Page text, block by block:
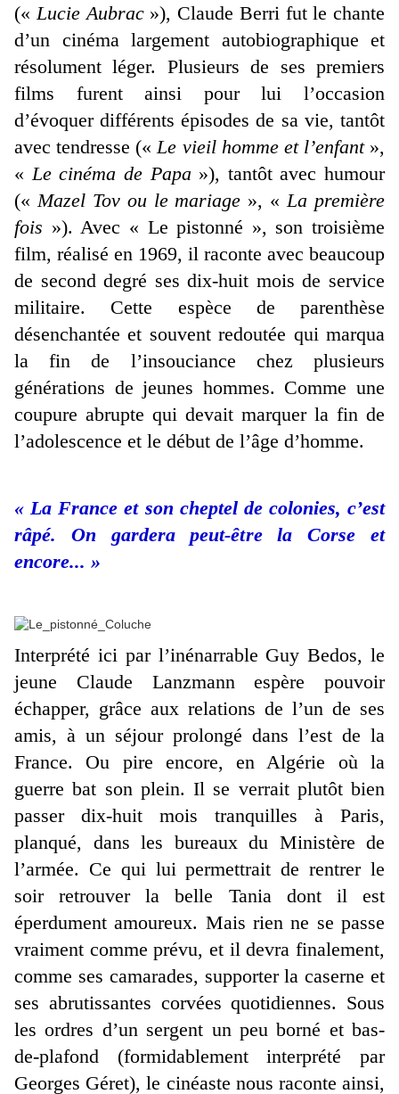
(« Lucie Aubrac»), Claude Berri fut le chante
d’un cinéma largement autobiographique et
résolument léger. Plusieurs de ses premiers
films furent ainsi pour lui l’occasion
d’évoquer différents épisodes de sa vie, tantôt
avec tendresse (« Le vieil homme et l’enfant»,
« Le cinéma de Papa »), tantôt avec humour
(« Mazel Tov ou le mariage », « La première
fois »). Avec « Le pistonné », son troisième
film, réalisé en 1969, il raconte avec beaucoup
de second degré ses dix-huit mois de service
militaire. Cette espèce de parenthèse
désenchantée et souvent redoutée qui marqua
la fin de l’insouciance chez plusieurs
générations de jeunes hommes. Comme une
coupure abrupte qui devait marquer la fin de
l’adolescence et le début de l’âge d’homme.
« La France et son cheptel de colonies, c’est
râpé. On gardera peut-être la Corse et
encore... »
Interprété ici par l’inénarrable Guy Bedos, le
jeune Claude Lanzmann espère pouvoir
échapper, grâce aux relations de l’un de ses
amis, à un séjour prolongé dans l’est de la
France. Ou pire encore, en Algérie où la
guerre bat son plein. Il se verrait plutôt bien
passer dix-huit mois tranquilles à Paris,
planqué, dans les bureaux du Ministère de
l’armée. Ce qui lui permettrait de rentrer le
soir retrouver la belle Tania dont il est
éperdument amoureux. Mais rien ne se passe
vraiment comme prévu, et il devra finalement,
comme ses camarades, supporter la caserne et
ses abrutissantes corvées quotidiennes. Sous
les ordres d’un sergent un peu borné et bas-
de-plafond (formidablement interprété par
Georges Géret), le cinéaste nous raconte ainsi,